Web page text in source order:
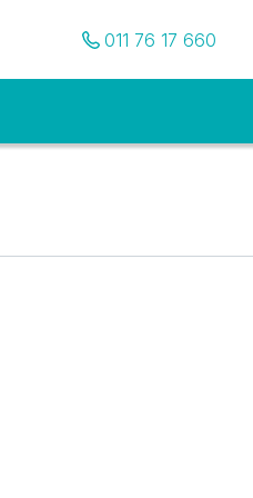
Pozovite nas
011 76 17 660